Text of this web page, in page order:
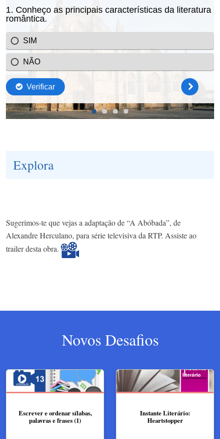
Explora
Sugerimos-te que vejas a adaptação de “A Abóbada”, de
Alexandre Herculano, para série televisiva da RTP. Assiste ao
trailer desta obra.
Novos Desafios
Escrever e ordenar sílabas,
palavras e frases (1)
Instante Literário:
Heartstopper